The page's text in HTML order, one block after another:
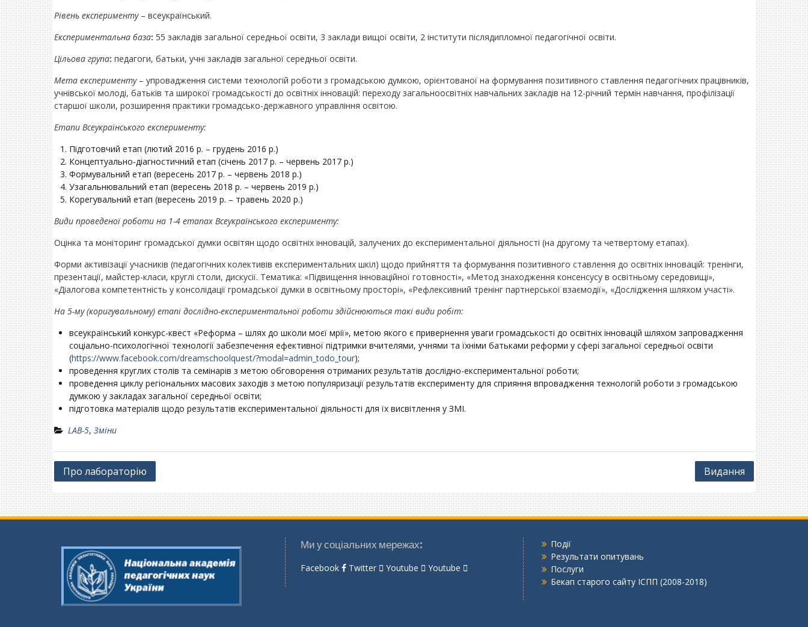
Рівень експерименту– всеукраїнський.
Експериментальна база: 55 закладів загальної середньої освіти, 3 заклади вищої освіти, 2 інститути післядипломної педагогічної освіти.
Цільова група: педагоги, батьки, учні закладів загальної середньої освіти.
Мета експерименту– упровадження системи технологій роботи з громадською думкою, орієнтованої на формування позитивного ставлення педагогічних працівників,
учнівської молоді, батьків та широкої громадськості до освітніх інновацій: переходу загальноосвітніх навчальних закладів на 12-річний термін навчання, профілізації
старшої школи, розширення практики громадсько-державного управління освітою.
Етапи Всеукраїнського експерименту:
Підготовчий етап (лютий 2016 р. – грудень 2016 р.)
Концептуально-діагностичний етап (січень 2017 р. – червень 2017 р.)
Формувальний етап (вересень 2017 р. – червень 2018 р.)
Узагальнювальний етап (вересень 2018 р. – червень 2019 р.)
Корегувальний етап (вересень 2019 р. – травень 2020 р.)
Види проведеної роботи на 1-4 етапах Всеукраїнського експерименту:
Оцінка та моніторинг громадської думки освітян щодо освітніх інновацій, залучених до експериментальної діяльності (на другому та четвертому етапах).
Форми активізації учасників (педагогічних колективів експериментальних шкіл) щодо прийняття та формування позитивного ставлення до освітніх інновацій: тренінги,
презентації, майстер-класи, круглі столи, дискусії. Тематика: «Підвищення інноваційної готовності», «Метод знаходження консенсусу в освітньому середовищі»,
«Діалогова компетентність у консолідації громадської думки в освітньому просторі», «Рефлексивний тренінг партнерської взаємодії», «Дослідження шляхом участі».
На 5-му (коригувальному) етапі дослідно-експериментальної роботи здійснюються такі види робіт:
всеукраїнський конкурс-квест «Реформа – шлях до школи моєї мрії», метою якого є привернення уваги громадськості до освітніх інновацій шляхом запровадження
соціально-психологічної технології забезпечення ефективної підтримки вчителями, учнями та їхніми батьками реформи у сфері загальної середньої освіти
(https://www.facebook.com/dreamschoolquest/?modal=admin_todo_tour);
проведення круглих столів та семінарів з метою обговорення отриманих результатів дослідно-експериментальної роботи;
проведення циклу регіональних масових заходів з метою популяризації результатів експерименту для сприяння впровадження технологій роботи з громадською
думкою у закладах загальної середньої освіти;
підготовка матеріалів щодо результатів експериментальної діяльності для їх висвітлення у ЗМІ.
LAB-5, Зміни
Навігація
Про лабораторію Видання
Ми у соціальних мережах:
Facebook Twitter Youtube Youtube
Події
Результати опитувань
Послуги
Бекап старого сайту ІСПП (2008-2018)